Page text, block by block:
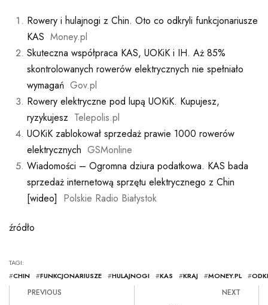
Rowery i hulajnogi z Chin. Oto co odkryli funkcjonariusze
KAS Money.pl
Skuteczna współpraca KAS, UOKiK i IH. Aż 85%
skontrolowanych rowerów elektrycznych nie spełniało
wymagań Gov.pl
Rowery elektryczne pod lupą UOKiK. Kupujesz,
ryzykujesz Telepolis.pl
UOKiK zablokował sprzedaż prawie 1000 rowerów
elektrycznych GSMonline
Wiadomości – Ogromna dziura podatkowa. KAS bada
sprzedaż internetową sprzętu elektrycznego z Chin
[wideo] Polskie Radio Białystok
źródło
TAGI:
#CHIN #FUNKCJONARIUSZE #HULAJNOGI #KAS #KRAJ #MONEY.PL #
PREVIOUS NEXT